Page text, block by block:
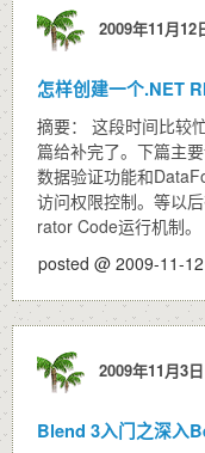
2009年11月12
怎样创建一个.NET
摘要： 这段时间比较
篇给补完了。下篇主
数据验证功能和
访问权限控制。等以
rator Code运行机制。
posted @ 2009-11-
2009年11月3日
Blend 3入门之深入